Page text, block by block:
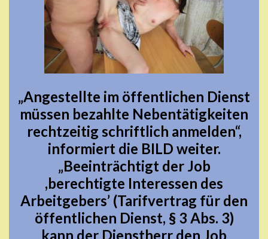
„Angestellte im öffentlichen Dienst
müssen bezahlte Nebentätigkeiten
rechtzeitig schriftlich anmelden“,
informiert die BILD weiter.
„Beeinträchtigt der Job
,berechtigte Interessen des
Arbeitgebers’ (Tarifvertrag für den
öffentlichen Dienst, § 3 Abs. 3)
kann der Dienstherr den Job